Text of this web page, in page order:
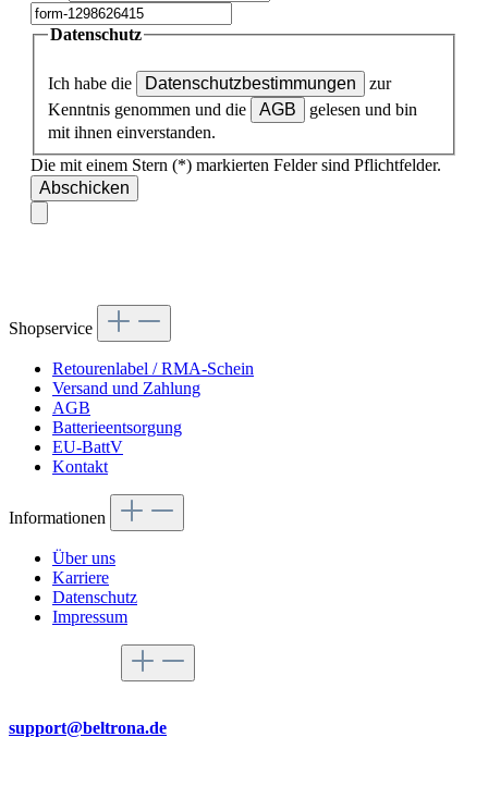
Datenschutz
Ich habe die Datenschutzbestimmungen
zur
Kenntnis genommen und die
AGB
gelesen und bin
mit ihnen einverstanden.
Die mit einem Stern (*) markierten Felder sind Pflichtfelder.
Abschicken
Shopservice
Retourenlabel / RMA-Schein
Versand und Zahlung
AGB
Batterieentsorgung
EU-BattV
Kontakt
Informationen
Über uns
Karriere
Datenschutz
Impressum
support@beltrona.de